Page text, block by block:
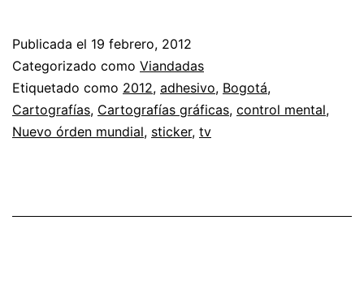
Publicada el 19 febrero, 2012
Categorizado como Viandadas
Etiquetado como 2012, adhesivo, Bogotá,
Cartografías, Cartografías gráficas, control mental,
Nuevo órden mundial, sticker, tv